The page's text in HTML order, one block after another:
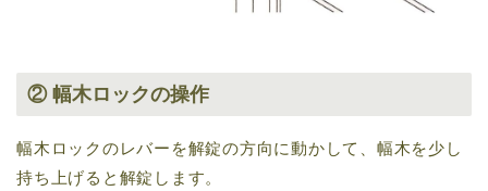
② 幅木ロックの操作
幅木ロックのレバーを解錠の方向に動かして、幅木を少し
持ち上げると解錠します。